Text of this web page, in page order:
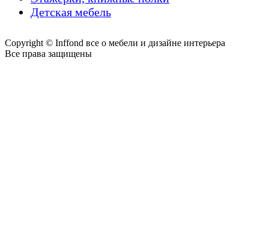
Детская мебель
Copyright © Inffond все о мебели и дизайне интерьера
Все права защищены